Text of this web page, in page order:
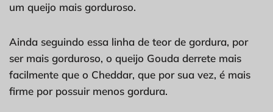
um queijo mais gorduroso.
Ainda seguindo essa linha de teor de gordura, por
ser mais gorduroso, o queijo Gouda derrete mais
facilmente que o Cheddar, que por sua vez, é mais
firme por possuir menos gordura.